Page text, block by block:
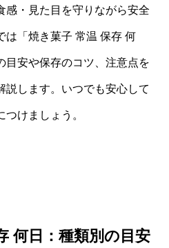
感・見た目を守りながら安全
は「焼き菓子 常温 保存 何
目安や保存のコツ、注意点を
説します。いつでも安心して
けましょう。
何日：種類別の目安